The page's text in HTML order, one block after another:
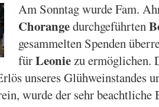
Am Sonntag wurde Fam.
Chorangedurchgeführten
gesammelten Spenden
fürLeoniezu ermöglichen.
unseres Glühweinstandes
wurde der sehr